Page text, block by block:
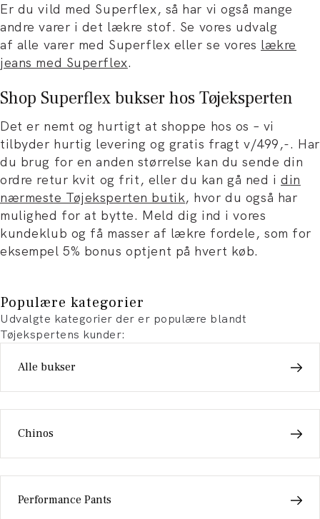
Er du vild med Superflex, så har vi også mange
andre varer i det lækre stof. Se vores udvalg
af alle varer med Superflex eller se vores lækre
jeans med Superflex.
Shop Superflex bukser hos Tøjeksperten
Det er nemt og hurtigt at shoppe hos os – vi
tilbyder hurtig levering og gratis fragt v/499,-. Har
du brug for en anden størrelse kan du sende din
ordre retur kvit og frit, eller du kan gå ned i din
nærmeste Tøjeksperten butik, hvor du også har
mulighed for at bytte. Meld dig ind i vores
kundeklub og få masser af lækre fordele, som for
eksempel 5% bonus optjent på hvert køb.
Populære kategorier
Udvalgte kategorier der er populære blandt
Tøjekspertens kunder:
Alle bukser
Chinos
Performance Pants